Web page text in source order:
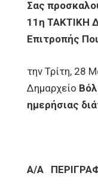
Σας
11η ΤΑΚΤΙΚΗ
Επιτροπής
την Τρίτη, 28
Δημαρχείο
ημερήσιας
Α/Α